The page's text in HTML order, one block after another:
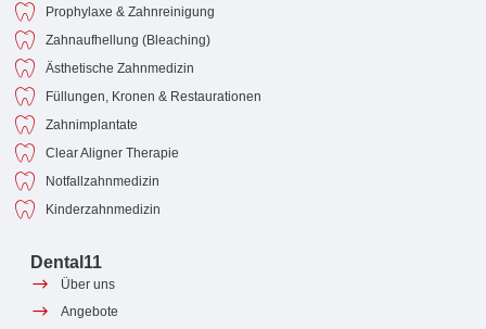
Prophylaxe & Zahnreinigung
Zahnaufhellung (Bleaching)
Ästhetische Zahnmedizin
Füllungen, Kronen & Restaurationen
Zahnimplantate
Clear Aligner Therapie
Notfallzahnmedizin
Kinderzahnmedizin
Dental11
Über uns
Angebote